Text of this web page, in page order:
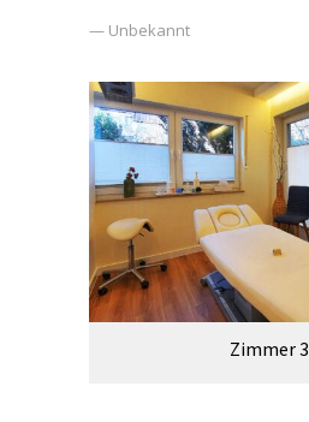
— Unbekannt
Zimmer 3